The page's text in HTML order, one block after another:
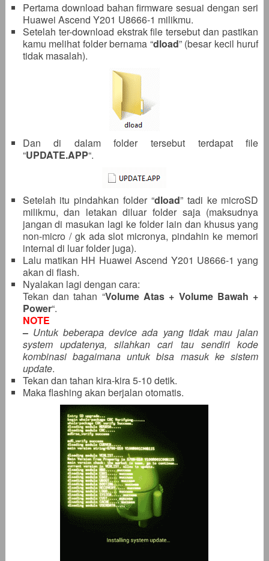
Pertama download bahan firmware sesuai dengan seri
Huawei Ascend Y201 U8666-1 milikmu.
Setelah ter-download ekstrak file tersebut dan pastikan
kamu melihat folder bernama “dload” (besar kecil huruf
tidak masalah).
Dan di dalam folder tersebut terdapat file
“UPDATE.APP“.
Setelah itu pindahkan folder “dload” tadi ke microSD
milikmu, dan letakan diluar folder saja (maksudnya
jangan di masukan lagi ke folder lain dan khusus yang
non-micro / gk ada slot micronya, pindahin ke memori
internal di luar folder juga).
Lalu matikan HH Huawei Ascend Y201 U8666-1 yang
akan di flash.
Nyalakan lagi dengan cara:
Tekan dan tahan “Volume Atas + Volume Bawah +
Power“.
NOTE
– Untuk beberapa device ada yang tidak mau jalan
system updatenya, silahkan cari tau sendiri kode
kombinasi bagaimana untuk bisa masuk ke sistem
update.
Tekan dan tahan kira-kira 5-10 detik.
Maka flashing akan berjalan otomatis.